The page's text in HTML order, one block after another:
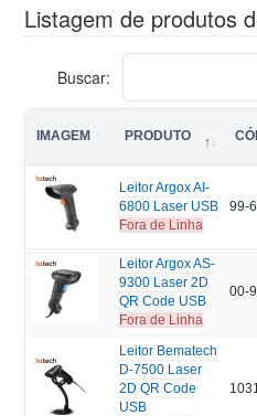
Listagem de produtos
Buscar:
IMAGEM PRODUTO
Leitor Argox AI-
6800 Laser USB
Fora de Linha
99-
Leitor Argox AS-
9300 Laser 2D
QR Code USB
Fora de Linha
00-
Leitor Bematech
D-7500 Laser
2D QR Code
USB